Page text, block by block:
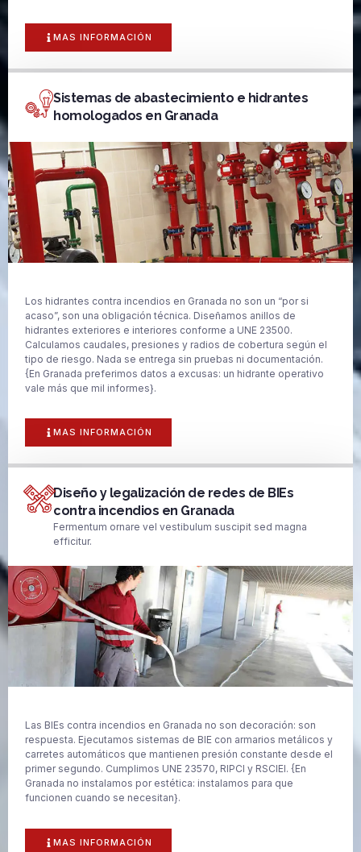
MAS INFORMACIÓN
Sistemas de abastecimiento e hidrantes
homologados en Granada
Los hidrantes contra incendios en Granada no son un “por si
acaso”, son una obligación técnica. Diseñamos anillos de
hidrantes exteriores e interiores conforme a UNE 23500.
Calculamos caudales, presiones y radios de cobertura según el
tipo de riesgo. Nada se entrega sin pruebas ni documentación.
{En Granada preferimos datos a excusas: un hidrante operativo
vale más que mil informes}.
MAS INFORMACIÓN
Diseño y legalización de redes de BIEs
contra incendios en Granada
Fermentum ornare vel vestibulum suscipit sed magna
efficitur.
Las BIEs contra incendios en Granada no son decoración: son
respuesta. Ejecutamos sistemas de BIE con armarios metálicos y
carretes automáticos que mantienen presión constante desde el
primer segundo. Cumplimos UNE 23570, RIPCI y RSCIEI. {En
Granada no instalamos por estética: instalamos para que
funcionen cuando se necesitan}.
MAS INFORMACIÓN